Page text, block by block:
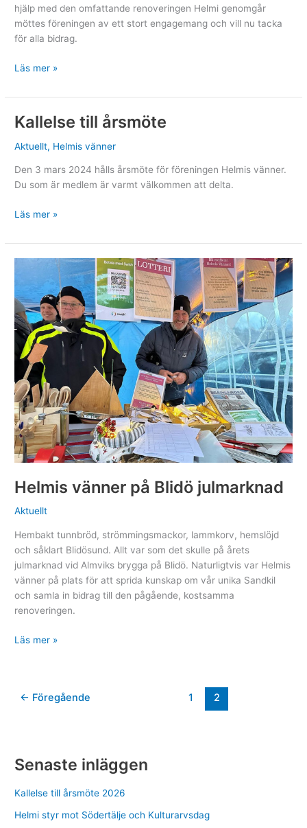
Helmidag
i
sommar
hjälp med den omfattande renoveringen Helmi genomgår
möttes föreningen av ett stort engagemang och vill nu tacka
för alla bidrag.
Tack
alla
till
renoveringen
Helmi
Läs mer »
Kallelse till årsmöte
Aktuellt, Helmis vänner
Den 3 mars 2024 hålls årsmöte för föreningen Helmis vänner.
Du som är medlem är varmt välkommen att delta.
Kallelse
årsmöte
Läs mer »
Helmis vänner på Blidö julmarknad
Aktuellt
Hembakt tunnbröd, strömmingsmackor, lammkorv, hemslöjd
och såklart Blidösund. Allt var som det skulle på årets
julmarknad vid Almviks brygga på Blidö. Naturligtvis var Helmis
vänner på plats för att sprida kunskap om vår unika Sandkil
och samla in bidrag till den pågående, kostsamma
renoveringen.
Helmis
julmarknad
Läs mer »
← Föregående 1 2
Senaste inläggen
Kallelse till årsmöte 2026
Helmi styr mot Södertälje och Kulturarvsdag